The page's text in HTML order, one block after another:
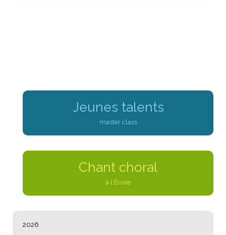
Jeunes talents
master class
Chant choral
à l'École
NAVIGATION
2026